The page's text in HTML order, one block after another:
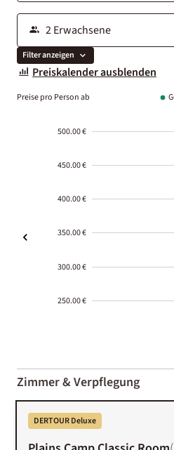
Filter anzeigen
Preiskalender ausblenden
Preise pro Person ab
500.00 €
450.00 €
400.00 €
350.00 €
300.00 €
250.00 €
01-02
Zimmer & Verpflegung
DERTOUR Deluxe